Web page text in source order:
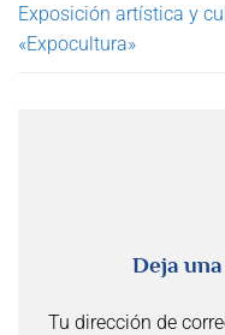
Exposición artística y
«Expocultura»
Deja
Tu dirección de